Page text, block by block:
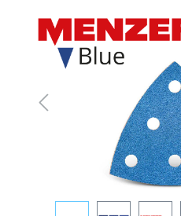
Bildergalerie überspringen